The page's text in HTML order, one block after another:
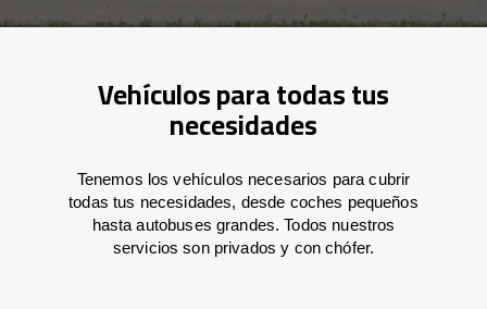
Vehículos para todas tus
necesidades
Tenemos los vehículos necesarios para cubrir
todas tus necesidades, desde coches pequeños
hasta autobuses grandes. Todos nuestros
servicios son privados y con chófer.